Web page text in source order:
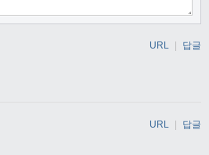
URL | 답글
URL | 답글